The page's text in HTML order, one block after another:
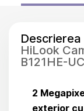
HiLook
B121HE-UC
2
exterior